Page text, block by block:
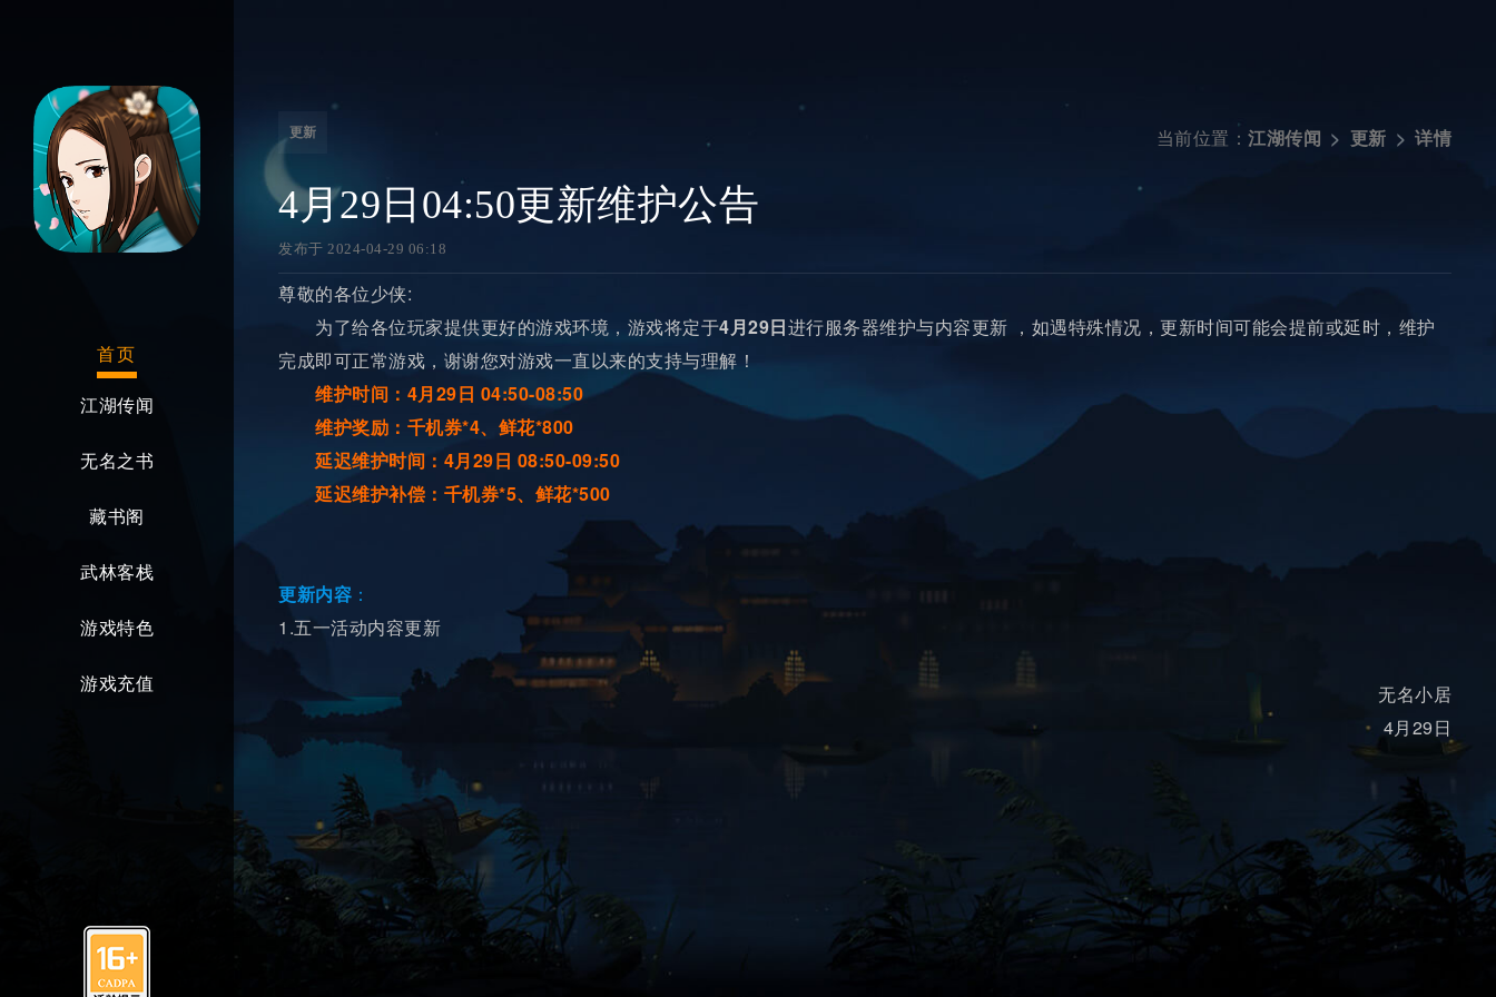
首页
江湖传闻
无名之书
藏书阁
武林客栈
游戏特色
游戏充值
更新 当前位置： 江湖传闻 更新 详情
4月29日04:50更新维护公告
发布于 2024-04-29 06:18
尊敬的各位少侠:
为了给各位玩家提供更好的游戏环境，游戏将定于4月29日进行服务器维护与内容更新 ，如遇特殊情况，更新时间可能会提前或延时，维护
完成即可正常游戏，谢谢您对游戏一直以来的支持与理解！
维护时间：4月29日 04:50-08:50
维护奖励：千机券*4、鲜花*800
延迟维护时间：4月29日 08:50-09:50
延迟维护补偿：千机券*5、鲜花*500
更新内容 ：
1.五一活动内容更新
无名小居
4月29日